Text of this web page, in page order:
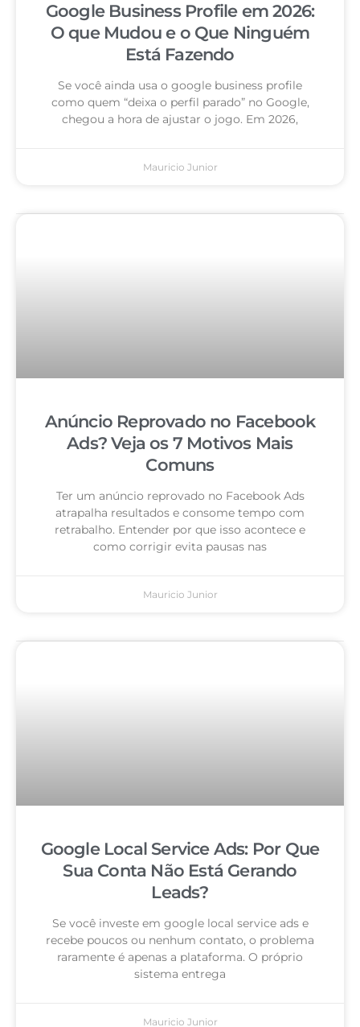
Google Business Profile em 2026:
O que Mudou e o Que Ninguém
Está Fazendo
Se você ainda usa o google business profile
como quem “deixa o perfil parado” no Google,
chegou a hora de ajustar o jogo. Em 2026,
Mauricio Junior
Anúncio Reprovado no Facebook
Ads? Veja os 7 Motivos Mais
Comuns
Ter um anúncio reprovado no Facebook Ads
atrapalha resultados e consome tempo com
retrabalho. Entender por que isso acontece e
como corrigir evita pausas nas
Mauricio Junior
Google Local Service Ads: Por Que
Sua Conta Não Está Gerando
Leads?
Se você investe em google local service ads e
recebe poucos ou nenhum contato, o problema
raramente é apenas a plataforma. O próprio
sistema entrega
Mauricio Junior